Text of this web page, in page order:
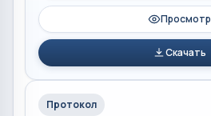
Просмотр
Скачать
Протокол